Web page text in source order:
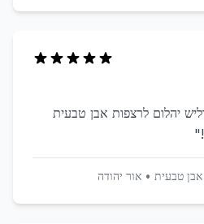
יהלום לרצפות אבן טבעית
"
טבעית • אור יהודה